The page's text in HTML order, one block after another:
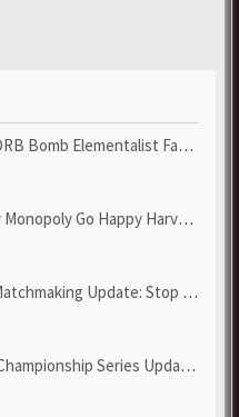
Fast - Grab POE Curren...
Go Happy Harvest with Looney Tun...
Update: Stop Failed - Grab Bluep...
Series Update! Get Cheap & ...